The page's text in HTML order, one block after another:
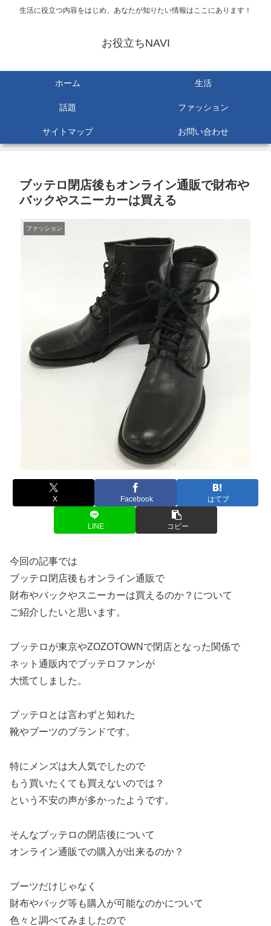
生活に役立つ内容をはじめ、あなたが知りたい情報はここにあります！
お役立ちNAVI
ホーム 生活
話題 ファッション
サイトマップ お問い合わせ
ブッテロ閉店後もオンライン通販で財布や
バックやスニーカーは買える
ファッション
X Facebook はてブ
LINE コピー
今回の記事では
ブッテロ閉店後もオンライン通販で
財布やバックやスニーカーは買えるのか？について
ご紹介したいと思います。
ブッテロが東京やZOZOTOWNで閉店となった関係で
ネット通販内でブッテロファンが
大慌てしました。
ブッテロとは言わずと知れた
靴やブーツのブランドです。
特にメンズは大人気でしたので
もう買いたくても買えないのでは？
という不安の声が多かったようです。
そんなブッテロの閉店後について
オンライン通販での購入が出来るのか？
ブーツだけじゃなく
財布やバッグ等も購入が可能なのかについて
色々と調べてみましたので